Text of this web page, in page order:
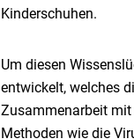
Kinderschuhen.
Um diesen
entwickelt, welches
Zusammenarbeit
Methoden wie die